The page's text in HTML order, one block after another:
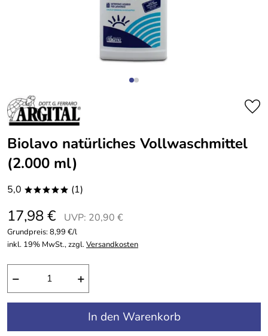
Biolavo natürliches Vollwaschmittel
(2.000 ml)
5,0 ***** (1)
17,98 € UVP: 20,90 €
Grundpreis:8,99 €/l
inkl. 19% MwSt., zzgl.Versandkosten
− +
In den Warenkorb